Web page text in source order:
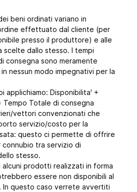
beni ordinati variano in
effettuato dal cliente (per
presso il produttore) e alle
scelte dallo stesso. I tempi
consegna sono meramente
nessun modo impegnativi per la
applichiamo: Disponibilita' +
Tempo Totale di consegna
vettori convenzionati che
servizio/costo per la
questo ci permette di offrire
connubio tra servizio di
stesso.
alcuni prodotti realizzati in forma
essere non disponibili al
In questo caso verrete avvertiti